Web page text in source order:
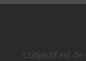
L’objectif est